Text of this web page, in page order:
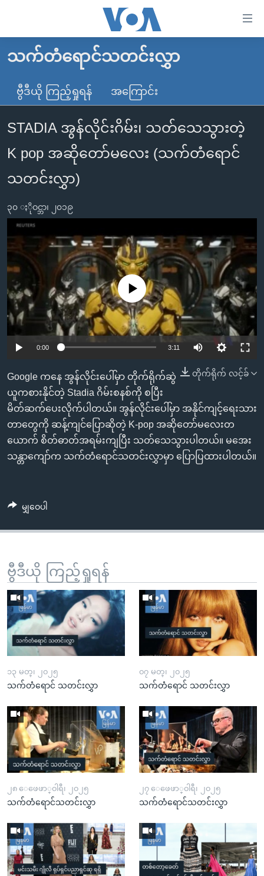
လွယ်ကူ
သည့်
များ
ပင်မ
အကြောင်းအရာ
ကျော်
ကြည့်
ရန်
ပင်မ
အ
ညွန်း
စာမျက်နှာ
သို့
ကြည့်
ရှာဖွေ
ရန်
နေရာ
သို့
ကျော်
ရန်
မူလစာမျက်နှာ
မြန်မာ
ကမ္ဘာ့သတင်းများ
နိုင်ငံတကာ
တရုတ်
အစ္စရေး-ပါလက်စတိုင်း
ဗွီဒီယို
သတင်းလွတ်လပ်ခွင့်
ရပ်ဝန်းတခု လမ်းတခု အလွန်
အင်္ဂလိပ်စာလေ့လာမယ်
အမေရိကန်သုံးအီဒီယံ
ရုပ်ရှင်ထဲက အင်္ဂလိပ်စာ
သုတပဒေသာ အင်္ဂလိပ်စာ
အပတ်စဉ်ကဏ္ဍများ
ရေဒီယို/တီဗွီအစီအစဉ်
Learning English
ဗွီအိုအေ လူမှုကွန်ယက်များ
ဘာသာစကားများ
သက်တံရောင်သတင်းလွှာ
ဗွီဒီယို ကြည့်ရှုရန် အကြောင်း
STADIA အွန်လိုင်းဂိမ်း၊ သတ်သေသွားတဲ့
K pop အဆိုတော်မလေး (သက်တံရောင်
သတင်းလွှာ)
၃၀ ႏိုဝင္ဘာ၊ ၂၀၁၉
No media source currently available
0:00 3:11
တိုက်ရိုက် လင့်ခ်
Google ကနေ အွန်လိုင်းပေါ်မှာ တိုက်ရိုက်ဆွဲ
ယူကစားနိုင်တဲ့ Stadia ဂိမ်းစနစ်ကို စပြီး
မိတ်ဆက်ပေးလိုက်ပါတယ်။ အွန်လိုင်းပေါ်မှာ အနိုင်ကျင့်ရေးသား
တာတွေကို ဆန့်ကျင်ပြောဆိုတဲ့ K-pop အဆိုတော်မလေးတ
ယောက် စိတ်ဓာတ်အရမ်းကျပြီး သတ်သေသွားပါတယ်။ မအေး
သန္တာကျော်က သက်တံရောင်သတင်းလွှာမှာ ပြောပြထားပါတယ်။
မျှဝေပါ
ဗွီဒီယို ကြည့်ရှုရန်
၁၃ မတ္၊ ၂၀၂၅
သက်တံရောင် သတင်းလွှာ
၀၇ မတ္၊ ၂၀၂၅
သက်တံရောင် သတင်းလွှာ
၂၈ ေဖေဖာ္၀ါရီ၊ ၂၀၂၅
သက်တံရောင်သတင်းလွှာ
၂၇ ေဖေဖာ္၀ါရီ၊ ၂၀၂၅
သက်တံရောင်သတင်းလွှာ